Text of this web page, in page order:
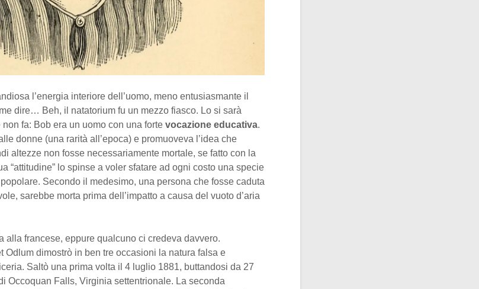
l’energia interiore dell’uomo, meno entusiasmante il
dire… Beh, il natatorium fu un mezzo fiasco. Lo si sarà
fa: Bob era un uomo con una forte vocazione educativa.
donne (una rarità all’epoca) e promuoveva l’idea che
altezze non fosse necessariamente mortale, se fatto con la
“attitudine” lo spinse a voler sfatare ad ogni costo una specie
Secondo il medesimo, una persona che fosse caduta
sarebbe morta prima dell’impatto a causa del vuoto d’aria
alla francese, eppure qualcuno ci credeva davvero.
Odlum dimostrò in ben tre occasioni la natura falsa e
Saltò una prima volta il 4 luglio 1881, buttandosi da 27
Occoquan Falls, Virginia settentrionale. La seconda